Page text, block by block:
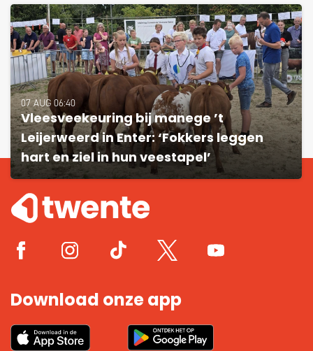
07 AUG 06:40
Vleesveekeuring bij manege ’t
Leijerweerd in Enter: ‘Fokkers leggen
hart en ziel in hun veestapel’
Download onze app